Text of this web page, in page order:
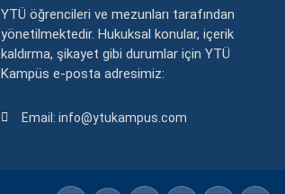
YTÜ öğrencileri ve mezunları tarafından
yönetilmektedir. Hukuksal konular, içerik
kaldırma, şikayet gibi durumlar için YTÜ
Kampüs e-posta adresimiz:
Email: info@ytukampus.com